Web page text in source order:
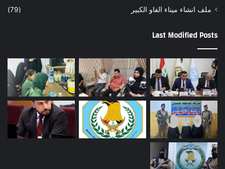
ملف انشاء ميناء الفاو الكبير
(79)
Last Modified Posts